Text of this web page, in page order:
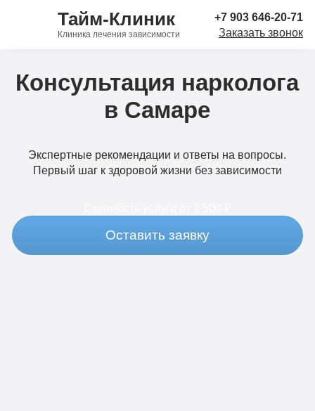
Тайм-Клиник
Клиника лечения зависимости
+7 903 646-20-71
Заказать звонок
Консультация нарколога
в Самаре
Экспертные рекомендации и ответы на вопросы.
Первый шаг к здоровой жизни без зависимости
Оставить заявку